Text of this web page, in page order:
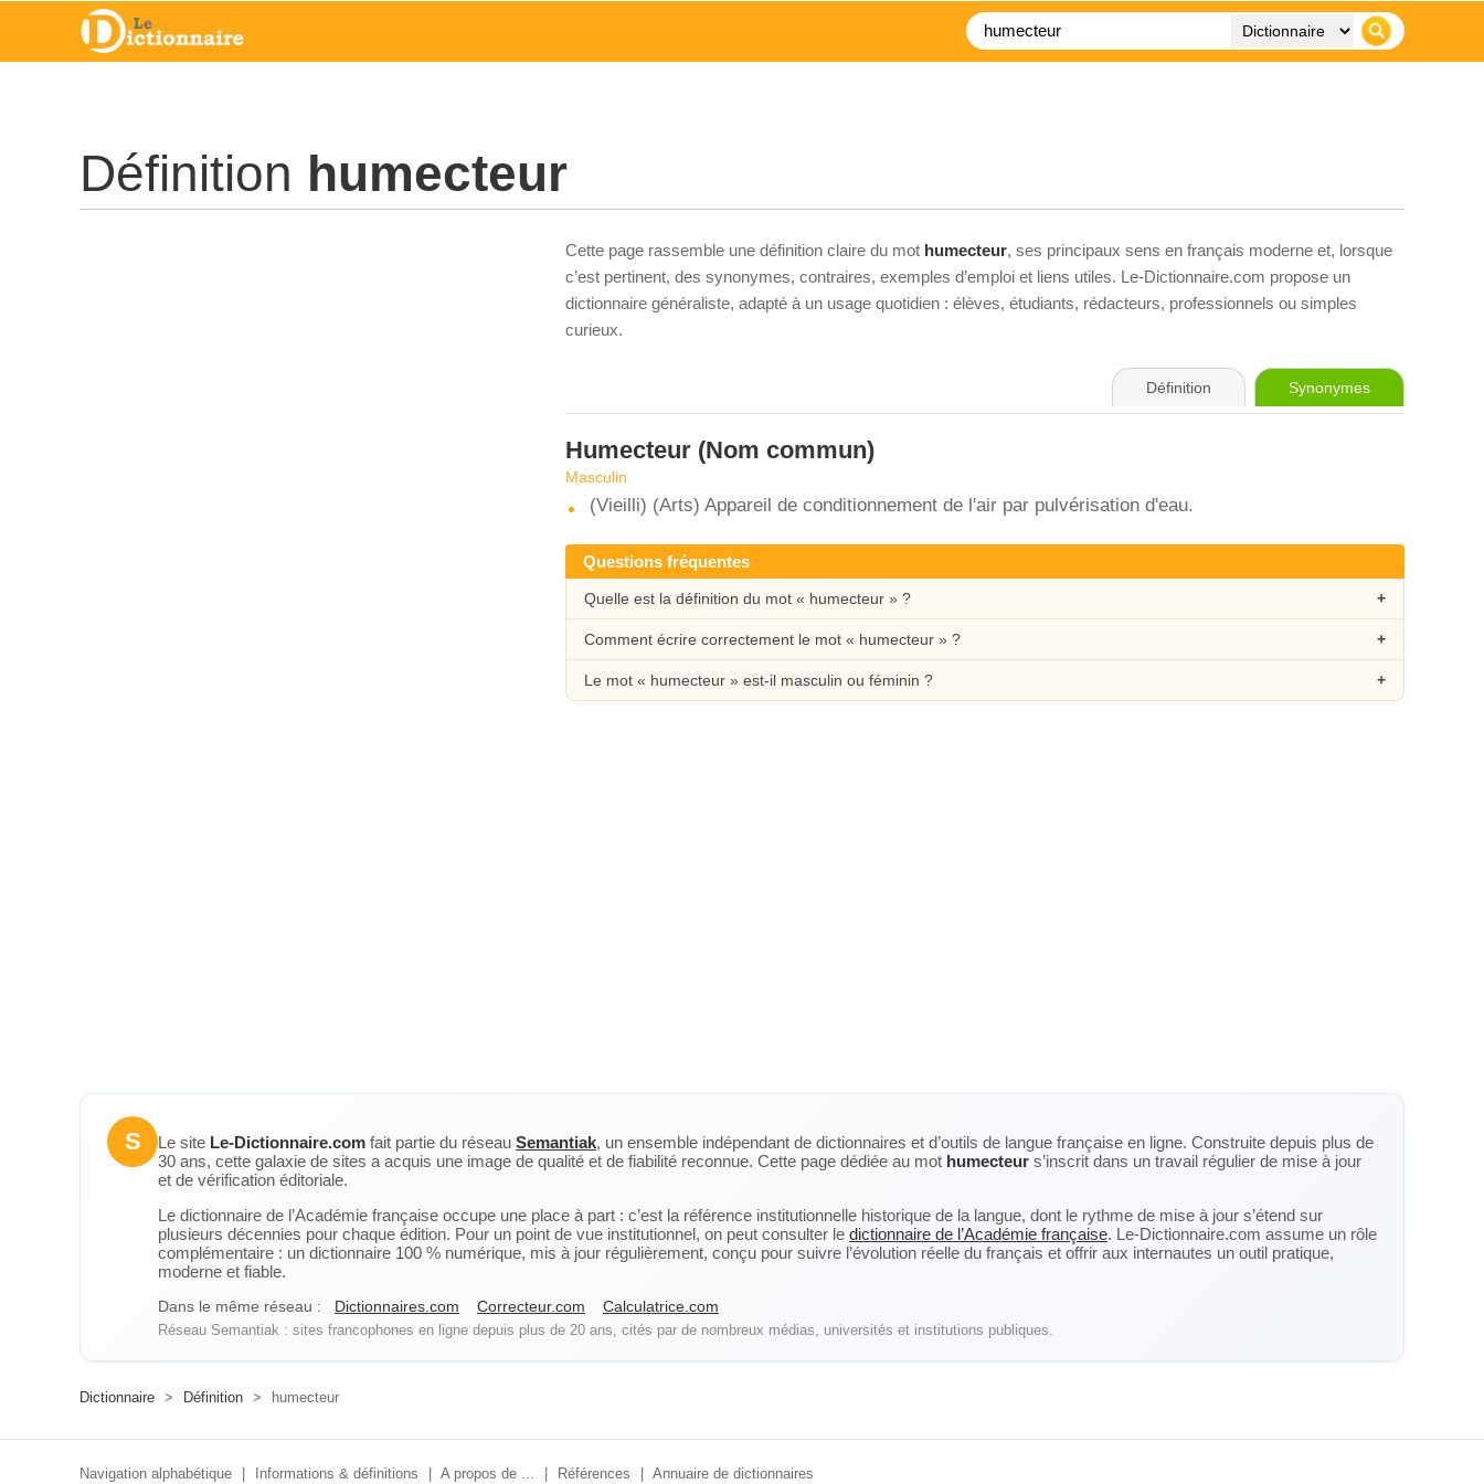
Définition humecteur
Cette page rassemble une définition claire du mot humecteur, ses principaux sens en français moderne et, lorsque
c’est pertinent, des synonymes, contraires, exemples d’emploi et liens utiles. Le-Dictionnaire.com propose un
dictionnaire généraliste, adapté à un usage quotidien : élèves, étudiants, rédacteurs, professionnels ou simples
curieux.
Définition Synonymes
Humecteur (Nom commun)
Masculin
(Vieilli) (Arts) Appareil de conditionnement de l'air par pulvérisation d'eau.
Questions fréquentes
Quelle est la définition du mot « humecteur » ?
Comment écrire correctement le mot « humecteur » ?
Le mot « humecteur » est-il masculin ou féminin ?
S Le site Le-Dictionnaire.com fait partie du réseau Semantiak, un ensemble indépendant de dictionnaires et d’outils de langue française en ligne. Construite depuis plus de
30 ans, cette galaxie de sites a acquis une image de qualité et de fiabilité reconnue. Cette page dédiée au mot humecteur s’inscrit dans un travail régulier de mise à jour
et de vérification éditoriale.
Le dictionnaire de l’Académie française occupe une place à part : c’est la référence institutionnelle historique de la langue, dont le rythme de mise à jour s’étend sur
plusieurs décennies pour chaque édition. Pour un point de vue institutionnel, on peut consulter le dictionnaire de l’Académie française. Le-Dictionnaire.com assume un rôle
complémentaire : un dictionnaire 100 % numérique, mis à jour régulièrement, conçu pour suivre l’évolution réelle du français et offrir aux internautes un outil pratique,
moderne et fiable.
Dans le même réseau : Dictionnaires.com Correcteur.com Calculatrice.com
Réseau Semantiak : sites francophones en ligne depuis plus de 20 ans, cités par de nombreux médias, universités et institutions publiques.
Dictionnaire > Définition > humecteur
Navigation alphabétique Informations & définitions A propos de ... Références Annuaire de dictionnaires